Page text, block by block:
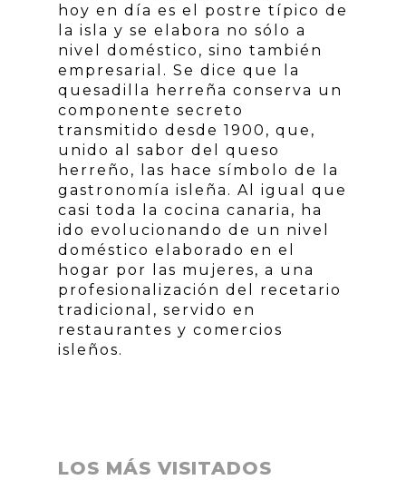
hoy en día es el postre típico de
la isla y se elabora no sólo a
nivel doméstico, sino también
empresarial. Se dice que la
quesadilla herreña conserva un
componente secreto
transmitido desde 1900, que,
unido al sabor del queso
herreño, las hace símbolo de la
gastronomía isleña. Al igual que
casi toda la cocina canaria, ha
ido evolucionando de un nivel
doméstico elaborado en el
hogar por las mujeres, a una
profesionalización del recetario
tradicional, servido en
restaurantes y comercios
isleños.
LOS MÁS VISITADOS